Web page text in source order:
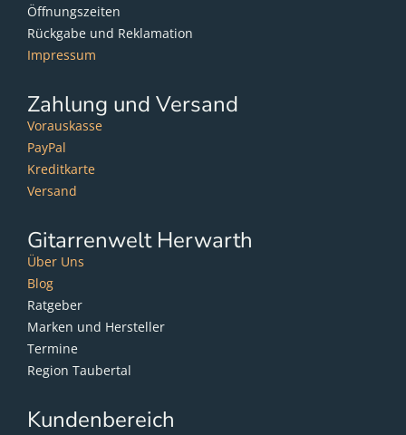
Öffnungszeiten
Rückgabe und Reklamation
Impressum
Zahlung und Versand
Vorauskasse
PayPal
Kreditkarte
Versand
Gitarrenwelt Herwarth
Über Uns
Blog
Ratgeber
Marken und Hersteller
Termine
Region Taubertal
Kundenbereich